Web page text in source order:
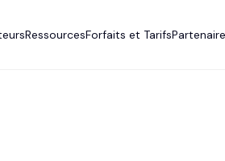
RessourcesForfaits et Tarifs